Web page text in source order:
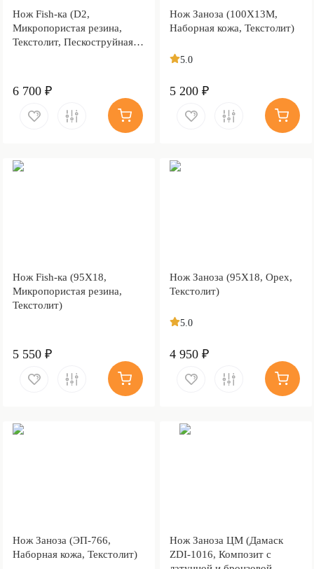
Нож Fish-ка (D2,
Микропористая резина,
Текстолит, Пескоструйная
6 700 ₽
Нож Заноза (100Х13М,
Наборная кожа, Текстолит)
5.0
5 200 ₽
Нож Fish-ка (95Х18,
Микропористая резина,
Текстолит)
5 550 ₽
Нож Заноза (95Х18, Орех,
Текстолит)
5.0
4 950 ₽
Нож Заноза (ЭП-766,
Наборная кожа, Текстолит)
Нож Заноза ЦМ (Дамаск
ZDI-1016, Композит с